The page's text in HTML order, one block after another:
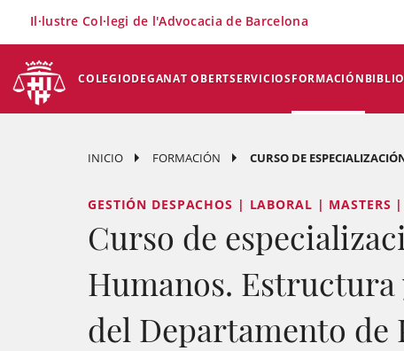
COLEGIODEGANAT OBERTSERVICIOSFORMACIÓN
Il·lustre Col·legi de l'Advocacia de Barcelona
INICIO FORMACIÓN CURSO DE
GESTIÓN DESPACHOS | LABORAL | MASTERS |
Curso de
Humanos.
del Departamento de